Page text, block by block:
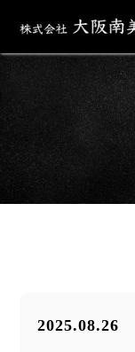
2025.08.26